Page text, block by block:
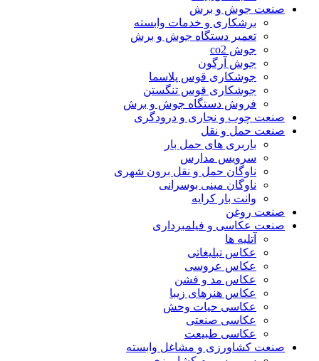
صنعت جوش و برش
برشکاری و خدمات وابسته
تعمیر دستگاه جوش و برش
جوش co2
جوش آرگون
جوشکاری قوس پلاسما
جوشکاری قوس تنگستن
فروش دستگاه جوش و برش
صنعت چوب و نجاری و درودگری
صنعت حمل و نقل
باربری های حمل بار
سرویس مدارس
ناوگان حمل و نقل برون شهری
ناوگان مینی بوسرانی
وانت بار کرایه
صنعت روغن
صنعت عکاسی و فیلمبرداری
آتلیه ها
عکاس تبلیغاتی
عکاس عروسی
عکاس مد و فشن
عکاس هنرهای زیبا
عکاسی حیات وحش
عکاسی صنعتی
عکاسی طبیعت
صنعت کشاورزی و مشاغل وابسته